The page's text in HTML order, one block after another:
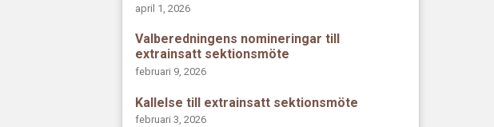
april 1, 2026
Valberedningens nomineringar till
extrainsatt sektionsmöte
februari 9, 2026
Kallelse till extrainsatt sektionsmöte
februari 3, 2026